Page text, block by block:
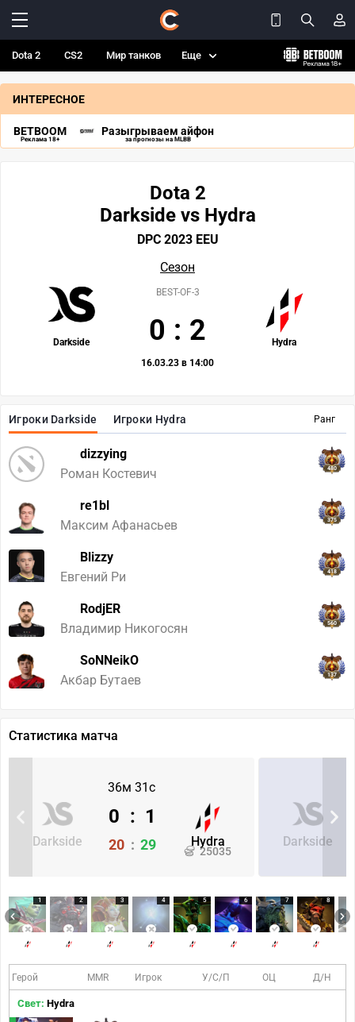
Dota 2 CS2 Мир танков Еще
ИНТЕРЕСНОЕ
BETBOOM
Реклама 18+
Разыгрываем айфон
за прогнозы на MLBB
Ранг
Игроки Darkside Игроки Hydra
dizzying
Роман Костевич
480
re1bl
Максим Афанасьев
375
Blizzy
Евгений Ри
418
RodjER
Владимир Никогосян
560
SoNNeikO
Акбар Бутаев
137
Dota 2
Darkside vs Hydra
DPC 2023 EEU
Сезон
Darkside Hydra
BEST-OF-3
0 : 2
16.03.23 в 14:00
Статистика матча
36м 31с
Darkside Hydra
25035
0 : 1
20 : 29 Darkside
1 2 3 4 5 6 7 8
Герой MMR Игрок У/С/П ОЦ Д/Н
Свет: Hydra